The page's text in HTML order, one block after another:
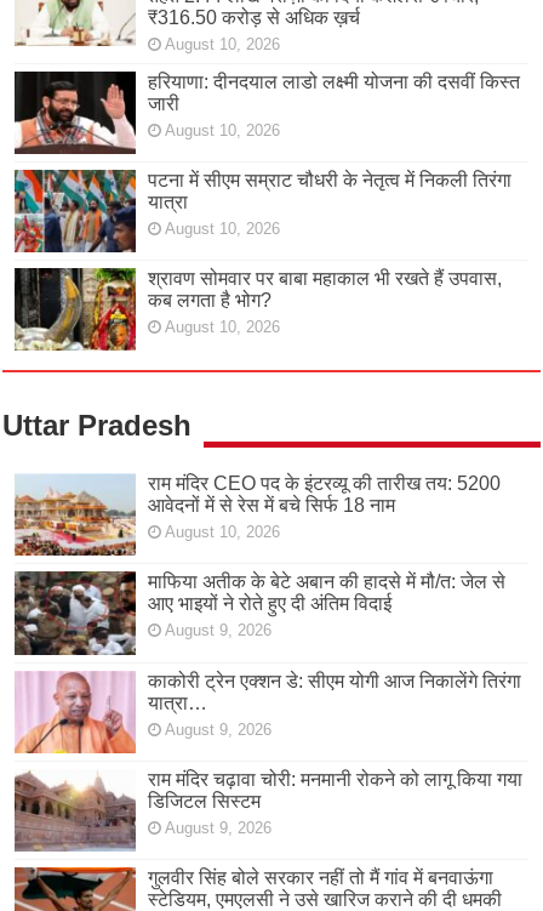
₹316.50 करोड़ से अधिक ख़र्च
August 10, 2026
हरियाणा: दीनदयाल लाडो लक्ष्मी योजना की दसवीं किस्त
जारी
August 10, 2026
पटना में सीएम सम्राट चौधरी के नेतृत्व में निकली तिरंगा
यात्रा
August 10, 2026
श्रावण सोमवार पर बाबा महाकाल भी रखते हैं उपवास,
कब लगता है भोग?
August 10, 2026
Uttar Pradesh
राम मंदिर CEO पद के इंटरव्यू की तारीख तय: 5200
आवेदनों में से रेस में बचे सिर्फ 18 नाम
August 10, 2026
माफिया अतीक के बेटे अबान की हादसे में मौ/त: जेल से
आए भाइयों ने रोते हुए दी अंतिम विदाई
August 9, 2026
काकोरी ट्रेन एक्शन डे: सीएम योगी आज निकालेंगे तिरंगा
यात्रा…
August 9, 2026
राम मंदिर चढ़ावा चोरी: मनमानी रोकने को लागू किया गया
डिजिटल सिस्टम
August 9, 2026
गुलवीर सिंह बोले सरकार नहीं तो मैं गांव में बनवाऊंगा
स्टेडियम, एमएलसी ने उसे खारिज कराने की दी धमकी